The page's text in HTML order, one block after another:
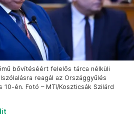
bővítéséért felelős tárca nélküli
reagál az Országgyűlés
10-én. Fotó – MTI/Koszticsák Szilárd